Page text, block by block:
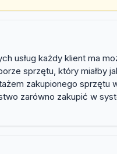
usług każdy klient ma
sprzętu, który miałby
zakupionego sprzętu
zarówno zakupić w